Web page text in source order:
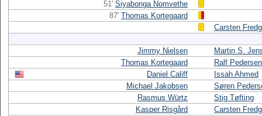
51' Siyabonga Nomvethe
87' Thomas Kortegaard
Carsten
Jimmy Nielsen
Martin S.
Thomas Kortegaard
Ralf Pedersen
Daniel Califf
Issah Ahmed
Michael Jakobsen
Søren
Rasmus Würtz
Stig Tøfting
Kasper Risgård
Carsten